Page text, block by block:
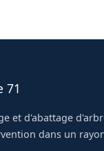
71
et d'abattage
dans un